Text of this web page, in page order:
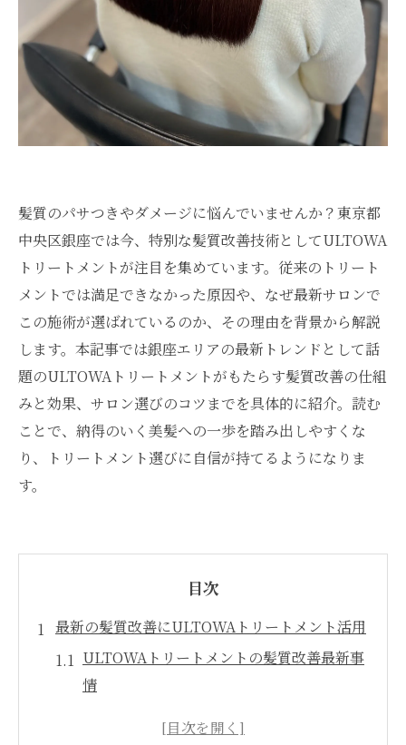
髪質のパサつきやダメージに悩んでいませんか？東京都
中央区銀座では今、特別な髪質改善技術としてULTOWA
トリートメントが注目を集めています。従来のトリート
メントでは満足できなかった原因や、なぜ最新サロンで
この施術が選ばれているのか、その理由を背景から解説
します。本記事では銀座エリアの最新トレンドとして話
題のULTOWAトリートメントがもたらす髪質改善の仕組
みと効果、サロン選びのコツまでを具体的に紹介。読む
ことで、納得のいく美髪への一歩を踏み出しやすくな
り、トリートメント選びに自信が持てるようになりま
す。
目次
最新の髪質改善にULTOWAトリートメント活用
ULTOWAトリートメントの髪質改善最新事
情